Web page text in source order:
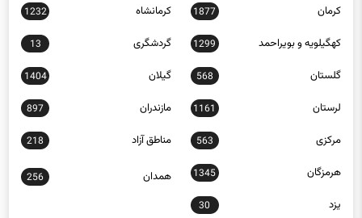
کهگیلویه و بویراحمد 1299 گردشگری 13
گلستان 568 گیلان 1404
لرستان 1161 مازندران 897
مرکزی 563 مناطق آزاد 218
هرمزگان 1345
256
یزد 30